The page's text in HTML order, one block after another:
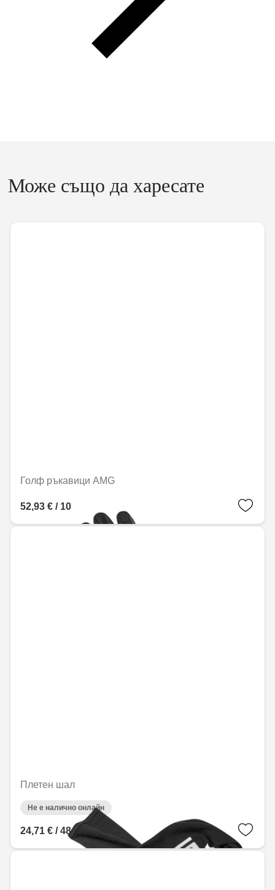
Може също да харесате
Голф ръкавици AMG
52,93 € / 103,53 лв.
Плетен шал
Не е налично онлайн
24,71 € / 48,32 лв.